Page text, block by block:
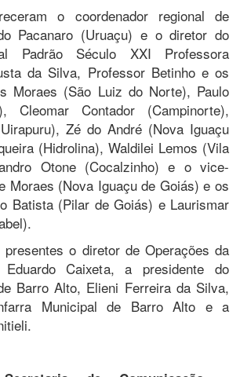
o coordenador regional de
Pacanaro (Uruaçu) e o diretor do
Padrão Século XXI Professora
da Silva, Professor Betinho e os
Moraes (São Luiz do Norte), Paulo
Cleomar Contador (Campinorte),
Zé do André (Nova Iguaçu
(Hidrolina), Waldilei Lemos (Vila
Otone (Cocalzinho) e o vice-
Moraes (Nova Iguaçu de Goiás) e os
Batista (Pilar de Goiás) e Laurismar
o diretor de Operações da
Caixeta, a presidente do
Barro Alto, Elieni Ferreira da Silva,
Municipal de Barro Alto e a